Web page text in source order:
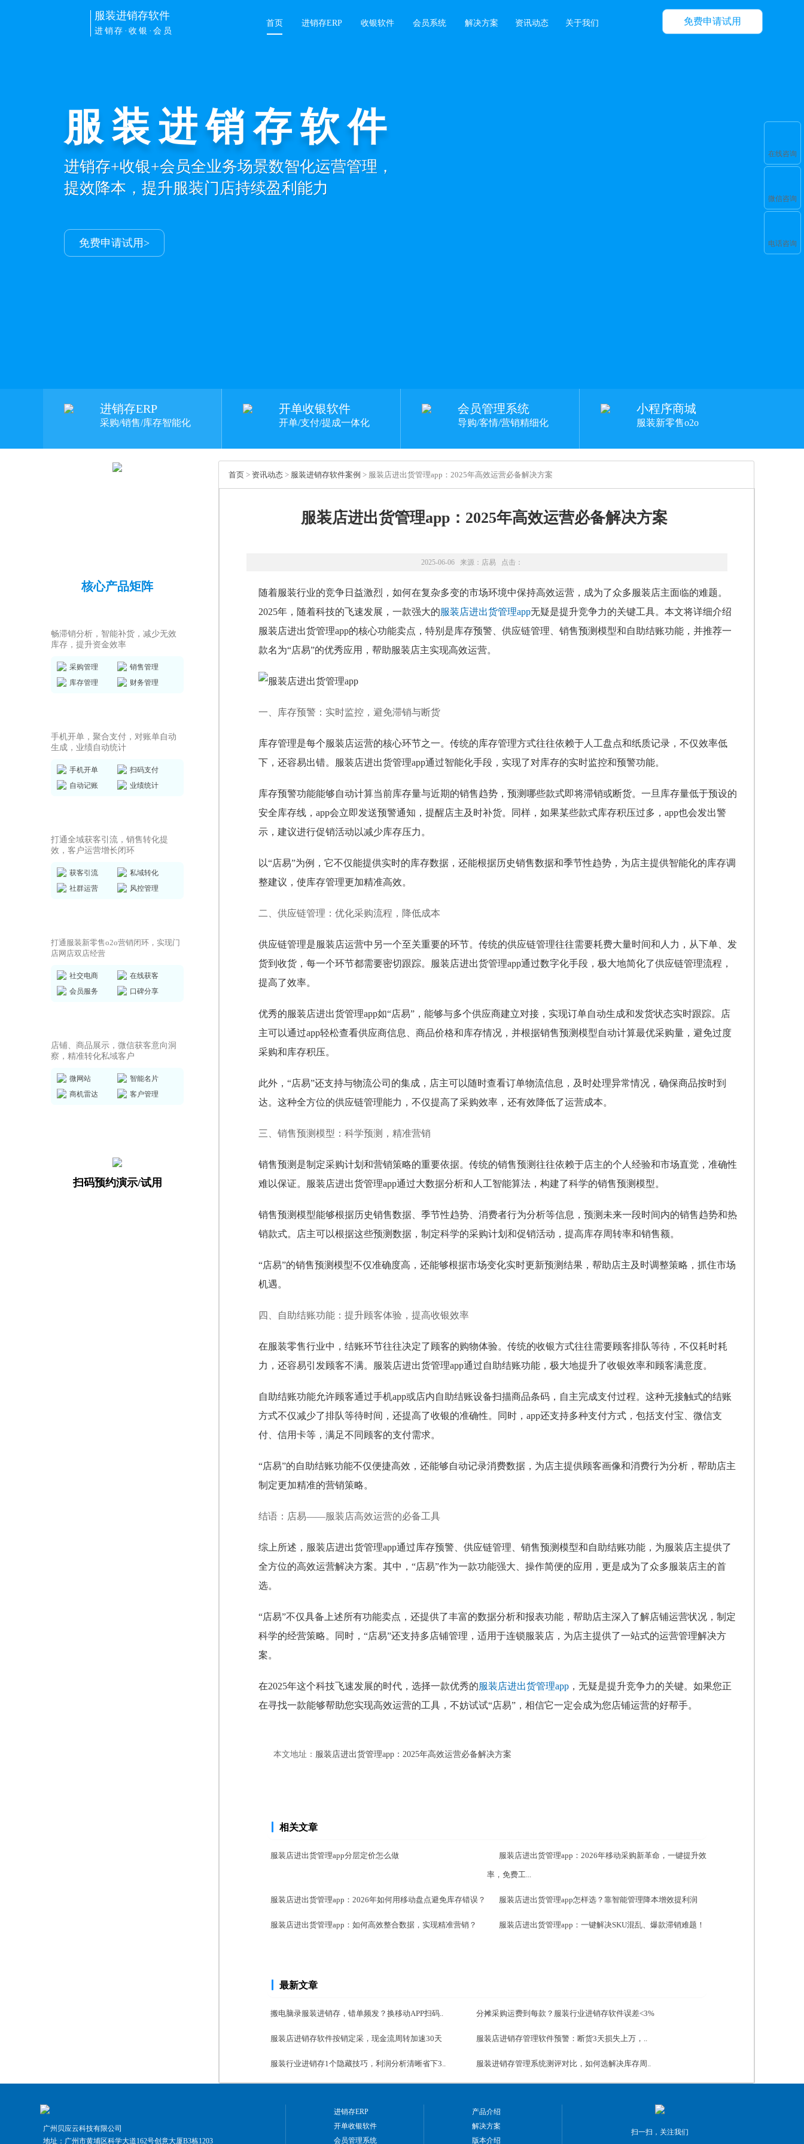
免费申请试用
服装进销存软件
进销存·收银·会员
首页 进销存ERP 收银软件 会员系统 解决方案 资讯动态 关于我们
服装进销存软件
进销存+收银+会员全业务场景数智化运营管理，
提效降本，提升服装门店持续盈利能力
免费申请试用>
开单收银记账
PC/手机/平板/pos多端同步开单，扫码收银，
自动记账、统计导购业绩提成
免费申请试用>
进销存ERP
采购/销售/库存智能化
开单收银软件
开单/支付/提成一体化
会员管理系统
导购/客情/营销精细化
小程序商城
服装新零售o2o
核心产品矩阵
畅滞销分析，智能补货，减少无效
库存，提升资金效率
采购管理
销售管理
库存管理
财务管理
手机开单，聚合支付，对账单自动
生成，业绩自动统计
手机开单
扫码支付
自动记账
业绩统计
打通全域获客引流，销售转化提
效，客户运营增长闭环
获客引流
私域转化
社群运营
风控管理
打通服装新零售o2o营销闭环，实现门
店网店双店经营
社交电商
在线获客
会员服务
口碑分享
店铺、商品展示，微信获客意向洞
察，精准转化私域客户
微网站
智能名片
商机雷达
客户管理
扫码预约演示/试用
首页 > 资讯动态 > 服装进销存软件案例 > 服装店进出货管理app：2025年高效运营必备解决方案
服装店进出货管理app：2025年高效运营必备解决方案
2025-06-06 来源： 店易 点击：
随着服装行业的竞争日益激烈，如何在复杂多变的市场环境中保持高效运营，成为了众多服装店主面临的难题。
2025年，随着科技的飞速发展，一款强大的服装店进出货管理app无疑是提升竞争力的关键工具。本文将详细介绍
服装店进出货管理app的核心功能卖点，特别是库存预警、供应链管理、销售预测模型和自助结账功能，并推荐一
款名为“店易”的优秀应用，帮助服装店主实现高效运营。
一、库存预警：实时监控，避免滞销与断货
库存管理是每个服装店运营的核心环节之一。传统的库存管理方式往往依赖于人工盘点和纸质记录，不仅效率低
下，还容易出错。服装店进出货管理app通过智能化手段，实现了对库存的实时监控和预警功能。
库存预警功能能够自动计算当前库存量与近期的销售趋势，预测哪些款式即将滞销或断货。一旦库存量低于预设的
安全库存线，app会立即发送预警通知，提醒店主及时补货。同样，如果某些款式库存积压过多，app也会发出警
示，建议进行促销活动以减少库存压力。
以“店易”为例，它不仅能提供实时的库存数据，还能根据历史销售数据和季节性趋势，为店主提供智能化的库存调
整建议，使库存管理更加精准高效。
二、供应链管理：优化采购流程，降低成本
供应链管理是服装店运营中另一个至关重要的环节。传统的供应链管理往往需要耗费大量时间和人力，从下单、发
货到收货，每一个环节都需要密切跟踪。服装店进出货管理app通过数字化手段，极大地简化了供应链管理流程，
提高了效率。
优秀的服装店进出货管理app如“店易”，能够与多个供应商建立对接，实现订单自动生成和发货状态实时跟踪。店
主可以通过app轻松查看供应商信息、商品价格和库存情况，并根据销售预测模型自动计算最优采购量，避免过度
采购和库存积压。
此外，“店易”还支持与物流公司的集成，店主可以随时查看订单物流信息，及时处理异常情况，确保商品按时到
达。这种全方位的供应链管理能力，不仅提高了采购效率，还有效降低了运营成本。
三、销售预测模型：科学预测，精准营销
销售预测是制定采购计划和营销策略的重要依据。传统的销售预测往往依赖于店主的个人经验和市场直觉，准确性
难以保证。服装店进出货管理app通过大数据分析和人工智能算法，构建了科学的销售预测模型。
销售预测模型能够根据历史销售数据、季节性趋势、消费者行为分析等信息，预测未来一段时间内的销售趋势和热
销款式。店主可以根据这些预测数据，制定科学的采购计划和促销活动，提高库存周转率和销售额。
“店易”的销售预测模型不仅准确度高，还能够根据市场变化实时更新预测结果，帮助店主及时调整策略，抓住市场
机遇。
四、自助结账功能：提升顾客体验，提高收银效率
在服装零售行业中，结账环节往往决定了顾客的购物体验。传统的收银方式往往需要顾客排队等待，不仅耗时耗
力，还容易引发顾客不满。服装店进出货管理app通过自助结账功能，极大地提升了收银效率和顾客满意度。
自助结账功能允许顾客通过手机app或店内自助结账设备扫描商品条码，自主完成支付过程。这种无接触式的结账
方式不仅减少了排队等待时间，还提高了收银的准确性。同时，app还支持多种支付方式，包括支付宝、微信支
付、信用卡等，满足不同顾客的支付需求。
“店易”的自助结账功能不仅便捷高效，还能够自动记录消费数据，为店主提供顾客画像和消费行为分析，帮助店主
制定更加精准的营销策略。
结语：店易——服装店高效运营的必备工具
综上所述，服装店进出货管理app通过库存预警、供应链管理、销售预测模型和自助结账功能，为服装店主提供了
全方位的高效运营解决方案。其中，“店易”作为一款功能强大、操作简便的应用，更是成为了众多服装店主的首
选。
“店易”不仅具备上述所有功能卖点，还提供了丰富的数据分析和报表功能，帮助店主深入了解店铺运营状况，制定
科学的经营策略。同时，“店易”还支持多店铺管理，适用于连锁服装店，为店主提供了一站式的运营管理解决方
案。
在2025年这个科技飞速发展的时代，选择一款优秀的服装店进出货管理app，无疑是提升竞争力的关键。如果您正
在寻找一款能够帮助您实现高效运营的工具，不妨试试“店易”，相信它一定会成为您店铺运营的好帮手。
本文地址： 服装店进出货管理app：2025年高效运营必备解决方案
相关文章
服装店进出货管理app分层定价怎么做 服装店进出货管理app：2026年移动采购新革命，一键提升效
率，免费工...
服装店进出货管理app：2026年如何用移动盘点避免库存错误？ 服装店进出货管理app怎样选？靠智能管理降本增效提利润
服装店进出货管理app：如何高效整合数据，实现精准营销？ 服装店进出货管理app：一键解决SKU混乱、爆款滞销难题！
最新文章
搬电脑录服装进销存，错单频发？换移动APP扫码.. 分摊采购运费到每款？服装行业进销存软件误差<3%
服装店进销存软件按销定采，现金流周转加速30天 服装店进销存管理软件预警：断货3天损失上万，..
服装行业进销存1个隐藏技巧，利润分析清晰省下3.. 服装进销存管理系统测评对比，如何选解决库存周..
广州贝应云科技有限公司
地址：广州市黄埔区科学大道162号创意大厦B3栋1203
进销存ERP
开单收银软件
会员管理系统
产品介绍
解决方案
版本介绍
扫一扫，关注我们
在线咨询
微信咨询
电话咨询